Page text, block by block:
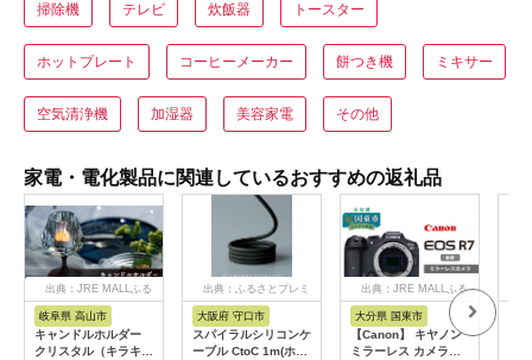
掃除機 テレビ 炊飯器 トースター
ホットプレート コーヒーメーカー 餅つき機 ミキサー
空気清浄機 加湿器 美容家電 その他
家電・電化製品に関連しているおすすめの返礼品
出典：JRE MALLふる
さと納税
岐阜県 高山市
キャンドルホルダー
クリスタル（キラキ
出典：ふるさとプレミ
大阪府 守口市
スパイラルシリコンケ
ーブル CtoC 1m(ホワ
出典：JRE MALLふる
さと納税
大分県 国東市
【Canon】 キヤノン
ミラーレス カメラ